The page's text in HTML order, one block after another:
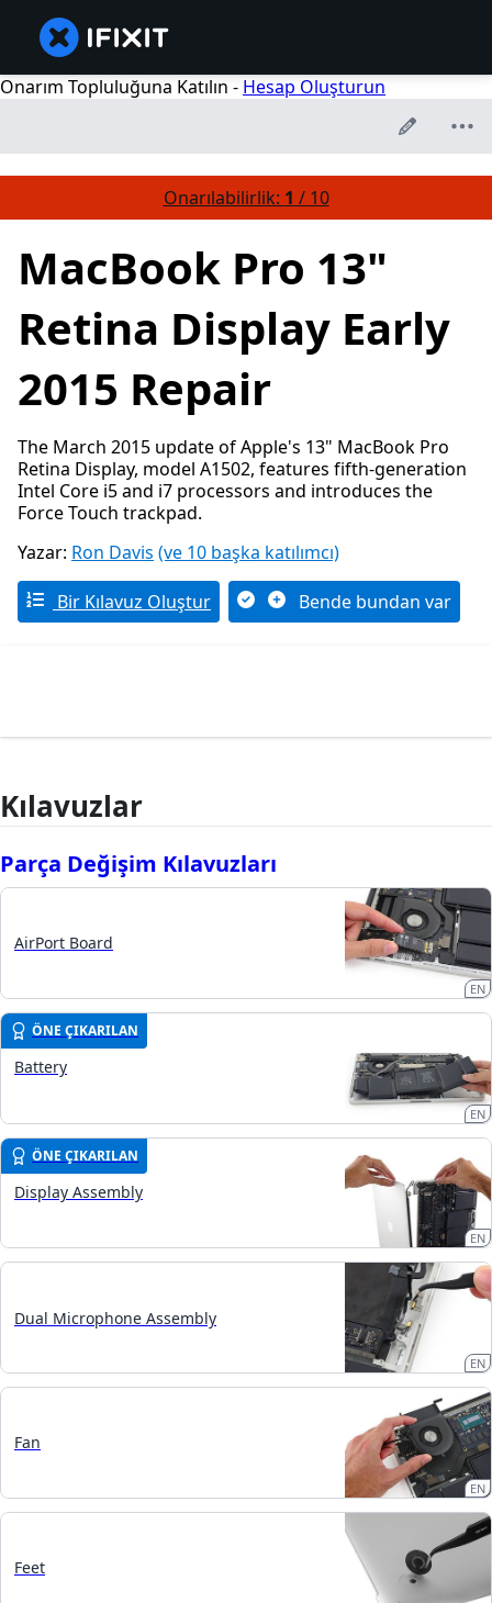
Onarım Topluluğuna Katılın - Hesap Oluşturun
Onarılabilirlik: 1 / 10
MacBook Pro 13"
Retina Display Early
2015 Repair
The March 2015 update of Apple's 13" MacBook Pro
Retina Display, model A1502, features fifth-generation
Intel Core i5 and i7 processors and introduces the
Force Touch trackpad.
Yazar: Ron Davis (ve 10 başka katılımcı)
Bir Kılavuz Oluştur Bende bundan var
Kılavuzlar
Parça Değişim Kılavuzları
AirPort Board
EN
ÖNE ÇIKARILAN
Battery
EN
ÖNE ÇIKARILAN
Display Assembly
EN
Dual Microphone Assembly
EN
Fan
EN
Feet